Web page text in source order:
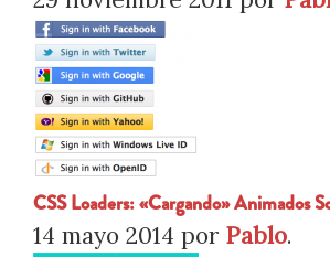
CSS Loaders: «Cargando» Animados
14 mayo 2014 por Pablo.